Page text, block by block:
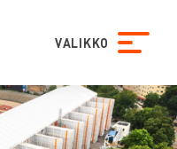
VALIKKO